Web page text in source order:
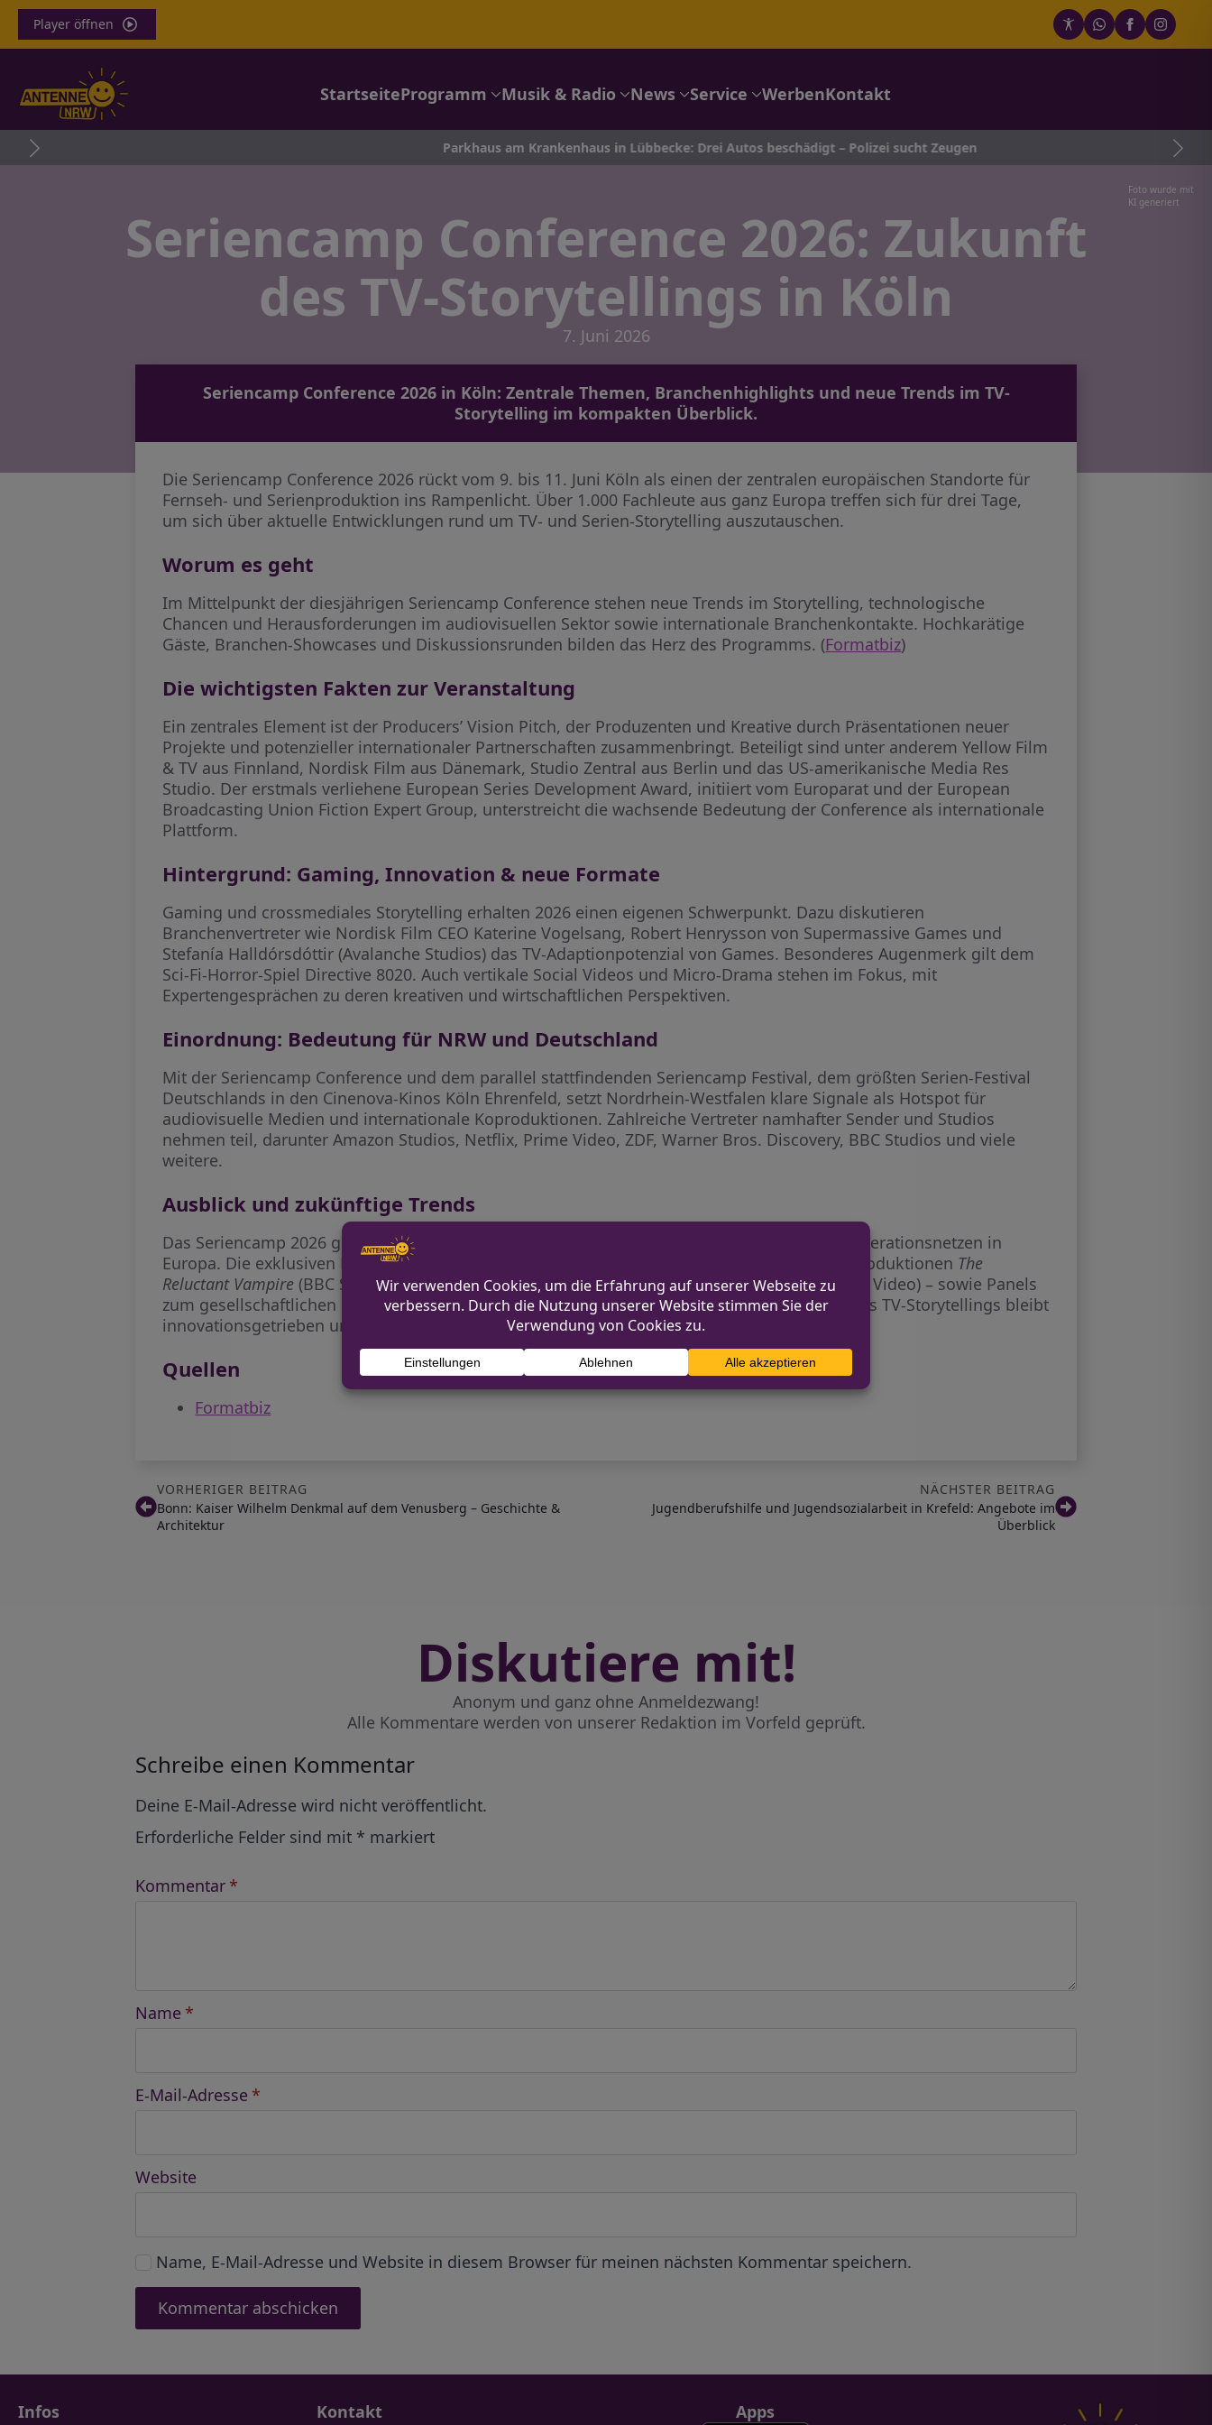
Player öffnen
StartseiteProgramm Musik & Radio News Service WerbenKontakt
Parkhaus am Krankenhaus in Lübbecke: Drei Autos beschädigt – Polizei sucht Zeugen
Foto wurde mit
KI generiert
Seriencamp Conference 2026: Zukunft
des TV-Storytellings in Köln
7. Juni 2026
Seriencamp Conference 2026 in Köln: Zentrale Themen, Branchenhighlights und neue Trends im TV-
Storytelling im kompakten Überblick.
Die Seriencamp Conference 2026 rückt vom 9. bis 11. Juni Köln als einen der zentralen europäischen Standorte für
Fernseh- und Serienproduktion ins Rampenlicht. Über 1.000 Fachleute aus ganz Europa treffen sich für drei Tage,
um sich über aktuelle Entwicklungen rund um TV- und Serien-Storytelling auszutauschen.
Worum es geht
Im Mittelpunkt der diesjährigen Seriencamp Conference stehen neue Trends im Storytelling, technologische
Chancen und Herausforderungen im audiovisuellen Sektor sowie internationale Branchenkontakte. Hochkarätige
Gäste, Branchen-Showcases und Diskussionsrunden bilden das Herz des Programms. (Formatbiz)
Die wichtigsten Fakten zur Veranstaltung
Ein zentrales Element ist der Producers’ Vision Pitch, der Produzenten und Kreative durch Präsentationen neuer
Projekte und potenzieller internationaler Partnerschaften zusammenbringt. Beteiligt sind unter anderem Yellow Film
& TV aus Finnland, Nordisk Film aus Dänemark, Studio Zentral aus Berlin und das US-amerikanische Media Res
Studio. Der erstmals verliehene European Series Development Award, initiiert vom Europarat und der European
Broadcasting Union Fiction Expert Group, unterstreicht die wachsende Bedeutung der Conference als internationale
Plattform.
Hintergrund: Gaming, Innovation & neue Formate
Gaming und crossmediales Storytelling erhalten 2026 einen eigenen Schwerpunkt. Dazu diskutieren
Branchenvertreter wie Nordisk Film CEO Katerine Vogelsang, Robert Henrysson von Supermassive Games und
Stefanía Halldórsdóttir (Avalanche Studios) das TV-Adaptionpotenzial von Games. Besonderes Augenmerk gilt dem
Sci-Fi-Horror-Spiel Directive 8020. Auch vertikale Social Videos und Micro-Drama stehen im Fokus, mit
Expertengesprächen zu deren kreativen und wirtschaftlichen Perspektiven.
Einordnung: Bedeutung für NRW und Deutschland
Mit der Seriencamp Conference und dem parallel stattfindenden Seriencamp Festival, dem größten Serien-Festival
Deutschlands in den Cinenova-Kinos Köln Ehrenfeld, setzt Nordrhein-Westfalen klare Signale als Hotspot für
audiovisuelle Medien und internationale Koproduktionen. Zahlreiche Vertreter namhafter Sender und Studios
nehmen teil, darunter Amazon Studios, Netflix, Prime Video, ZDF, Warner Bros. Discovery, BBC Studios und viele
weitere.
Ausblick und zukünftige Trends
Das Seriencamp 2026 gibt Impulse für die Weiterentwicklung von Serien-Formaten und Kooperationsnetzen in
Europa. Die exklusiven Einblicke bei der zweiten Work in Progress Showcase – etwa in die Produktionen The
Reluctant Vampire (BBC Studios/ZDF) undThe Perfect Mismatch?!(Amazon MGM Studios/Prime Video) – sowie Panels
zum gesellschaftlichen und politischen Einfluss von Narrativen verdeutlichen: Die Zukunft des TV-Storytellings bleibt
innovationsgetrieben und international vernetzt.
Quellen
Formatbiz
VORHERIGER BEITRAG
Bonn: Kaiser Wilhelm Denkmal auf dem Venusberg – Geschichte &
Architektur
NÄCHSTER BEITRAG
Jugendberufshilfe und Jugendsozialarbeit in Krefeld: Angebote im
Überblick
Diskutiere mit!
Anonym und ganz ohne Anmeldezwang!
Alle Kommentare werden von unserer Redaktion im Vorfeld geprüft.
Schreibe einen Kommentar
Deine E-Mail-Adresse wird nicht veröffentlicht.
Erforderliche Felder sind mit * markiert
Kommentar *
Name *
E-Mail-Adresse *
Website
Name, E-Mail-Adresse und Website in diesem Browser für meinen nächsten Kommentar speichern.
Infos Kontakt Apps